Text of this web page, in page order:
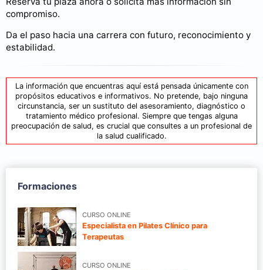
compromiso.
Da el paso hacia una carrera con futuro, reconocimiento y
estabilidad.
La información que encuentras aquí está pensada únicamente con
propósitos educativos e informativos. No pretende, bajo ninguna
circunstancia, ser un sustituto del asesoramiento, diagnóstico o
tratamiento médico profesional. Siempre que tengas alguna
preocupación de salud, es crucial que consultes a un profesional de
la salud cualificado.
Formaciones
CURSO ONLINE
Especialista en Pilates Clínico para
Terapeutas
CURSO ONLINE